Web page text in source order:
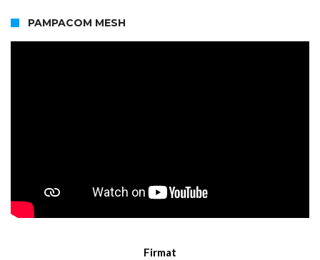
PAMPACOM MESH
Firmat